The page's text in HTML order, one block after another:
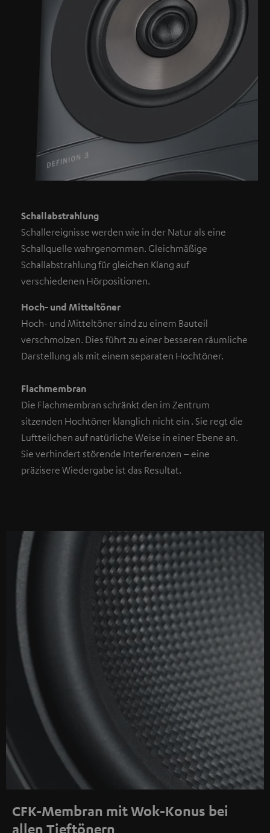
Schallabstrahlung
Schallereignisse werden wie in der Natur als eine
Schallquelle wahrgenommen. Gleichmäßige
Schallabstrahlung für gleichen Klang auf
verschiedenen Hörpositionen.
Hoch- und Mitteltöner
Hoch- und Mitteltöner sind zu einem Bauteil
verschmolzen. Dies führt zu einer besseren räumliche
Darstellung als mit einem separaten Hochtöner.
Flachmembran
Die Flachmembran schränkt den im Zentrum
sitzenden Hochtöner klanglich nicht ein . Sie regt die
Luftteilchen auf natürliche Weise in einer Ebene an.
Sie verhindert störende Interferenzen – eine
präzisere Wiedergabe ist das Resultat.
CFK-Membran mit Wok-Konus bei
allen Tieftönern